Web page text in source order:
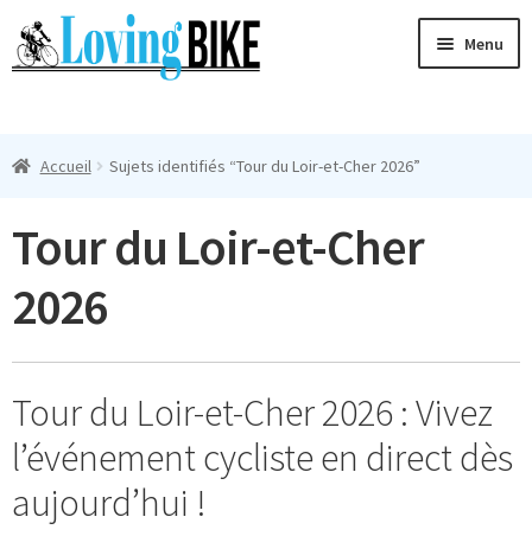
Aller
à
la
Aller
au
contenu
Menu
Manches Courtes
Manches Longues
Femmes
T-Shirts
Accessoires
Accueil Sujets identifiés “Tour du Loir-et-Cher 2026”
Tour du Loir-et-Cher
2026
Tour du Loir-et-Cher 2026 : Vivez
l’événement cycliste en direct dès
aujourd’hui !